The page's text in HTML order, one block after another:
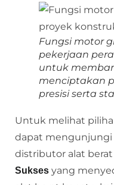
Fungsi motor
pekerjaan
untuk
menciptakan
presisi serta
Untuk melihat
dapat mengunjungi
distributor alat
Sukses yang